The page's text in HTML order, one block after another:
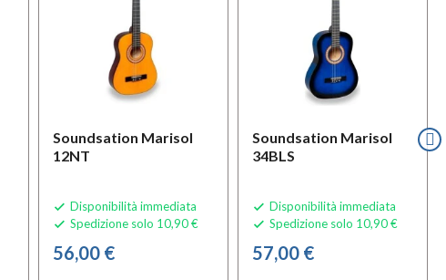
Soundsation Marisol
12NT
 Disponibilità immediata
 Spedizione solo 10,90 €
56,00 €
Soundsation Marisol
34BLS
 Disponibilità immediata
 Spedizione solo 10,90 €
57,00 €